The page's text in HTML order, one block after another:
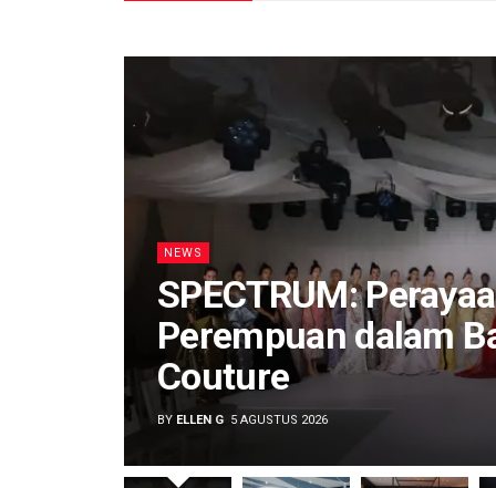
NEWS
SPECTRUM:
Perempuan dalam
Couture
BY ELLEN G 5 AGUSTUS 2026